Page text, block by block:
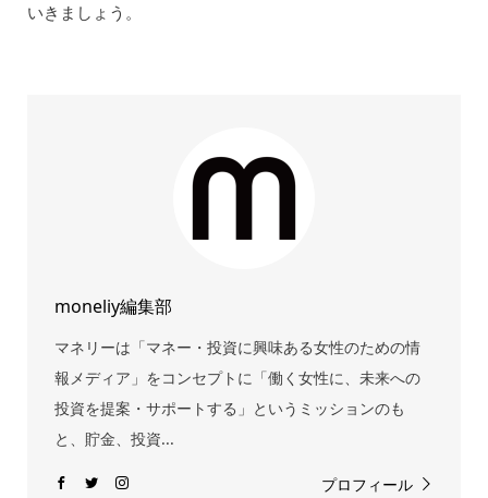
いきましょう。
moneliy編集部
マネリーは「マネー・投資に興味ある女性のための情
報メディア」をコンセプトに「働く女性に、未来への
投資を提案・サポートする」というミッションのも
と、貯金、投資...
プロフィール